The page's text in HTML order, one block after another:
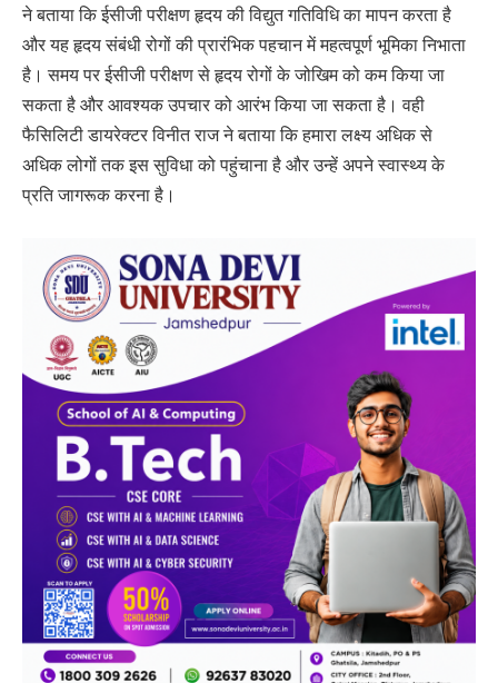
ने बताया कि ईसीजी परीक्षण हृदय की विद्युत गतिविधि का मापन करता है
और यह हृदय संबंधी रोगों की प्रारंभिक पहचान में महत्वपूर्ण भूमिका निभाता
है। समय पर ईसीजी परीक्षण से हृदय रोगों के जोखिम को कम किया जा
सकता है और आवश्यक उपचार को आरंभ किया जा सकता है। वही
फैसिलिटी डायरेक्टर विनीत राज ने बताया कि हमारा लक्ष्य अधिक से
अधिक लोगों तक इस सुविधा को पहुंचाना है और उन्हें अपने स्वास्थ्य के
प्रति जागरूक करना है।